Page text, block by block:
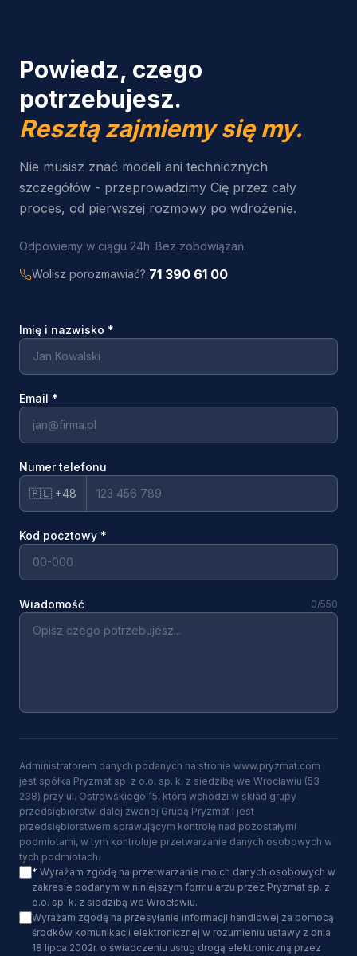
Powiedz, czego
potrzebujesz.
Resztą zajmiemy się my.
Nie musisz znać modeli ani technicznych
szczegółów - przeprowadzimy Cię przez cały
proces, od pierwszej rozmowy po wdrożenie.
Odpowiemy w ciągu 24h. Bez zobowiązań.
Wolisz porozmawiać? 71 390 61 00
Imię i nazwisko *
Email *
Numer telefonu
🇵🇱 +48
Kod pocztowy *
Wiadomość 0/550
Administratorem danych podanych na stronie www.pryzmat.com
jest spółka Pryzmat sp. z o.o. sp. k. z siedzibą we Wrocławiu (53-
238) przy ul. Ostrowskiego 15, która wchodzi w skład grupy
przedsiębiorstw, dalej zwanej Grupą Pryzmat i jest
przedsiębiorstwem sprawującym kontrolę nad pozostałymi
podmiotami, w tym kontroluje przetwarzanie danych osobowych w
tych podmiotach.
* Wyrażam zgodę na przetwarzanie moich danych osobowych w
zakresie podanym w niniejszym formularzu przez Pryzmat sp. z
o.o. sp. k. z siedzibą we Wrocławiu.
Wyrażam zgodę na przesyłanie informacji handlowej za pomocą
środków komunikacji elektronicznej w rozumieniu ustawy z dnia
18 lipca 2002r. o świadczeniu usług drogą elektroniczną przez